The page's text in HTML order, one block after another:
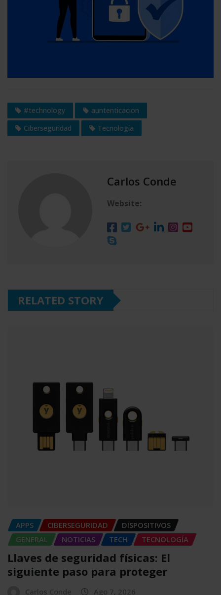
#technology
auntenticacion
Ciberseguridad
Tecnología
Carlos Conde
Website:
RELATED STORY
APPS CIBERSEGURIDAD
DISPOSITIVOS
GENERAL
NOTICIAS TECH TECNOLOGÍA
Llaves de seguridad físicas: El
siguiente paso para proteger
Carlos Conde Ago 7, 2026